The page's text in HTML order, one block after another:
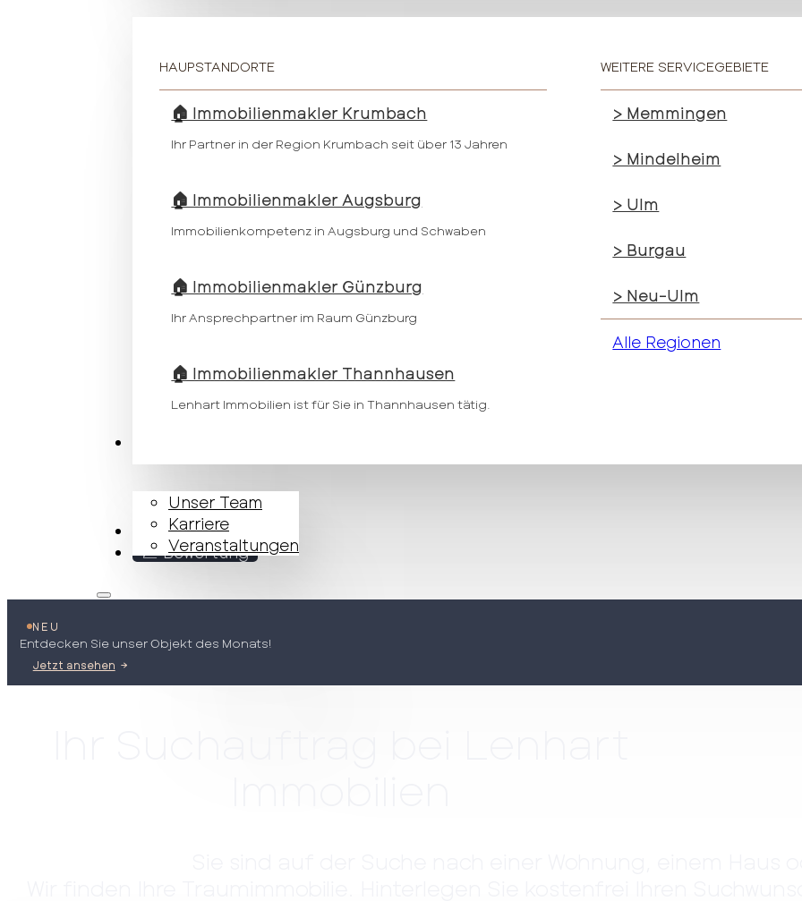
HAUPSTANDORTE
🏠 Immobilienmakler Krumbach
Ihr Partner in der Region Krumbach seit über 13 Jahren
🏠 Immobilienmakler Augsburg
Immobilienkompetenz in Augsburg und Schwaben
🏠 Immobilienmakler Günzburg
Ihr Ansprechpartner im Raum Günzburg
🏠 Immobilienmakler Thannhausen
Lenhart Immobilien ist für Sie in Thannhausen tätig.
WEITERE SERVICEGEBIETE
> Memmingen
> Mindelheim
> Ulm
> Burgau
> Neu-Ulm
Alle Regionen
Unser Team
Karriere
Veranstaltungen
Kontakt
📈 Bewertung
NEU
Entdecken Sie unser Objekt des Monats!
Jetzt ansehen